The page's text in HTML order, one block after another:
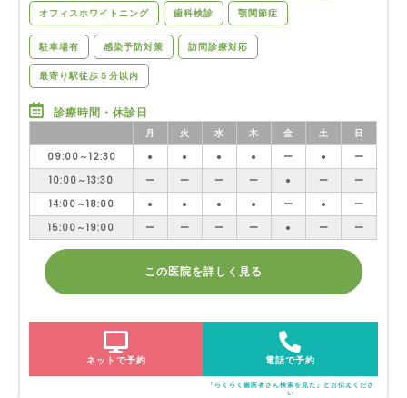
オフィスホワイトニング 歯科検診 顎関節症
駐車場有 感染予防対策 訪問診療対応
最寄り駅徒歩５分以内
診療時間・休診日
月 火 水 木 金 土
日
09:00～12:30
● ● ● ● ー ●
ー
10:00～13:30
ー ー ー ー ● ー
ー
14:00～18:00
● ● ● ● ー ●
ー
15:00～19:00
ー ー ー ー ● ー ー
この医院を詳しく見る
ネットで予約 電話で予約
「らくらく歯医者さん検索を見た」とお伝えくださ
い